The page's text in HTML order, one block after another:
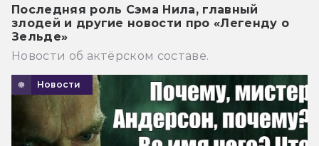
Последняя роль Сэма Нила, главный
злодей и другие новости про «Легенду о
Зельде»
Новости об актёрском составе.
Новости